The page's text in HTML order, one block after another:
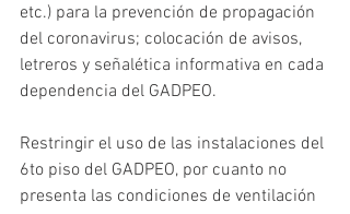
etc.) para la prevención de propagación
del coronavirus; colocación de avisos,
letreros y señalética informativa en cada
dependencia del GADPEO.
Restringir el uso de las instalaciones del
6to piso del GADPEO, por cuanto no
presenta las condiciones de ventilación